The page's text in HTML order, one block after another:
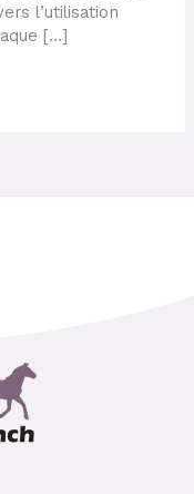
l’utilisation
[…]